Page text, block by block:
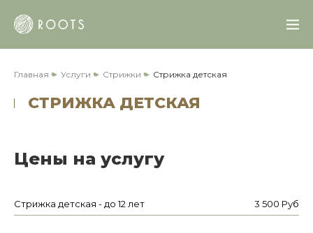
Главная Услуги Стрижки Стрижка детская
СТРИЖКА ДЕТСКАЯ
Цены на услугу
Стрижка детская - до 12 лет 3 500 Руб